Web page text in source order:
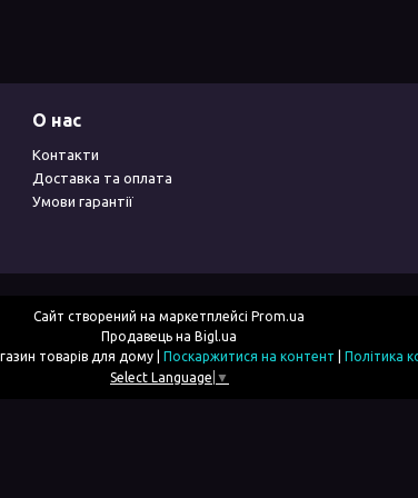
О нас
Контакти
Доставка та оплата
Умови гарантії
Сайт створений на маркетплейсі Prom.ua
Продавець на Bigl.ua
Поскаржитися на контент
Політика
Select Language ▼